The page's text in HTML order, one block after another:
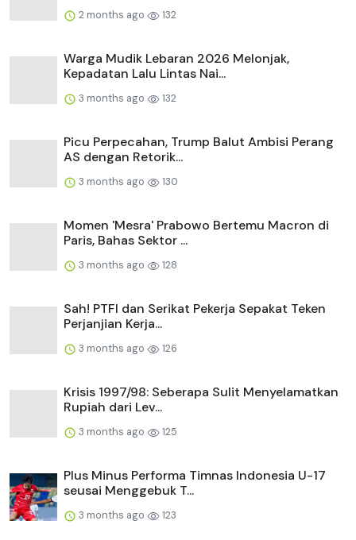
2 months ago 132
Warga Mudik Lebaran 2026 Melonjak,
Kepadatan Lalu Lintas Nai...
3 months ago 132
Picu Perpecahan, Trump Balut Ambisi Perang
AS dengan Retorik...
3 months ago 130
Momen 'Mesra' Prabowo Bertemu Macron di
Paris, Bahas Sektor ...
3 months ago 128
Sah! PTFI dan Serikat Pekerja Sepakat Teken
Perjanjian Kerja...
3 months ago 126
Krisis 1997/98: Seberapa Sulit Menyelamatkan
Rupiah dari Lev...
3 months ago 125
Plus Minus Performa Timnas Indonesia U-17
seusai Menggebuk T...
3 months ago 123